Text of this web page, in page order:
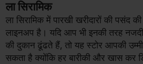
ला सिरामिक
ला सिरामिक में पारखी खरीदारों की पसंद
लाइनअप है। यदि आप भी इनकी तरह
की दुकान ढूंढते हैं, तो यह स्टोर आपकी
सकता है क्योंकि हर बारीकी और खास कर